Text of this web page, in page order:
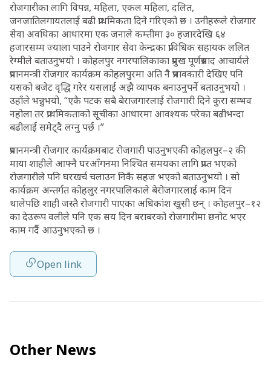
रोजगारीका लागि विपन्न, महिला, एकल महिला, दलित,
जनजातिलगायतलाई बढी प्राथमिकता दिने गरिएको छ । उनीहरूले रोजगार
सेवा अवधिका आधारमा एक जनाले कम्तीमा ३० हजारदेखि ६४
हजारसम्म ज्याला पाउने रोजगार सेवा केन्द्रका प्राविधिक सहायक ललित
रेग्मीले बताउनुभयो । कोहलपुर नगरपालिकाका प्रमुख पूर्णप्रसाद आचार्यले
प्रधानमन्त्री रोजगार कार्यक्रम कोहलपुरमा अति नै प्रभावकारी देखिए पनि
यसको बजेट वृद्धि गरेर यसलाई अझै व्यापक बनाउनुपर्ने बताउनुभयो ।
उहाँले भन्नुभयो, “एकै पटक सबै बेराजगारलाई रोजगारी दिने कुरा सम्भव
नहोला तर प्राथमिकताको सूचीका आधारमा आवश्यक परेका बढीभन्दा
बढीलाई समेट्दै लग्नु पर्छ ।”
प्रधानमन्त्री रोजगार कार्यक्रमबाट रोजगारी पाउनुभएकी कोहलपुर–२ की
माया शाहीले आफ्नै घरआँगनमा निश्चित समयका लागि प्राप्त भएको
रोजगारीले पनि घरखर्च चलाउन निकै सहज भएको बताउनुभयो । सो
कार्यक्रम अन्तर्गत कोहलुर नगरपालिकाले बेरोजगारलाई काम दिन
थालेपछि शाही जस्तै रोजगारी पाएका अधिकांश खुसी छन् । कोहलपुर–१२
का देउरूप वलीले पनि एक सय दिन बराबरको रोजगारीमा छनोट भएर
काम गर्दै आउनुभएको छ ।
Open link
Other News